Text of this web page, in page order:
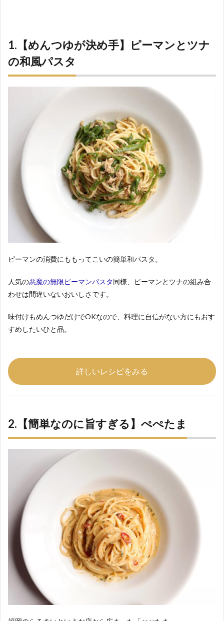
1.【めんつゆが決め手】ピーマンとツナ
の和風パスタ
ピーマンの消費にももってこいの簡単和パスタ。
人気の悪魔の無限ピーマンパスタ同様、ピーマンとツナの組み合
わせは間違いないおいしさです。
味付けもめんつゆだけでOKなので、料理に自信がない方にもおす
すめしたいひと品。
詳しいレシピをみる
2.【簡単なのに旨すぎる】ぺぺたま